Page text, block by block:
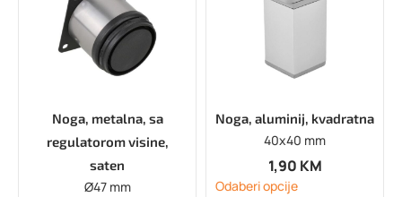
Noga, metalna, sa
regulatorom visine,
saten
Ø47 mm
Noga, aluminij, kvadratna
40x40 mm
1,90 KM
Odaberi opcije